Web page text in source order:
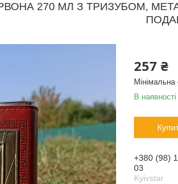
270 МЛ З ТРИЗУБОМ,
257 ₴
В наявності
+380 (98)
03
Kyivstar